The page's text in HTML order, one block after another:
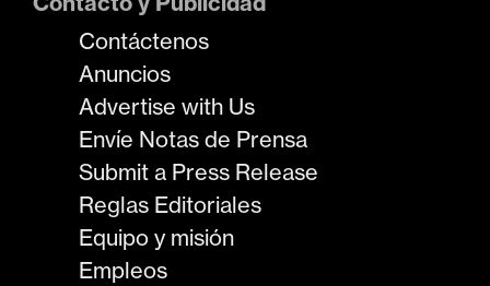
Contáctenos
Anuncios
Advertise with Us
Envíe Notas de Prensa
Submit a Press Release
Reglas Editoriales
Equipo y misión
Empleos